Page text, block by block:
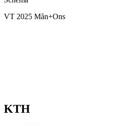
VT 2025 Mån+Ons
KTH